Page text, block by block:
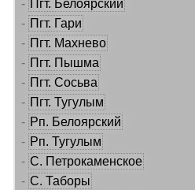
- Пгт. Белоярский
- Пгт. Гари
- Пгт. Махнево
- Пгт. Пышма
- Пгт. Сосьва
- Пгт. Тугулым
- Рп. Белоярский
- Рп. Тугулым
- С. Петрокаменское
- С. Таборы